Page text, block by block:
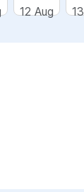
12 Aug